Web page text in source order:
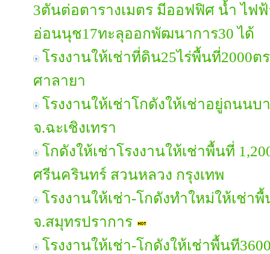
3ตันต่อตารางเมตร มีออฟฟิศ น้ำ ไฟ
อ่อนนุช17ทะลุออกพัฒนาการ30 ได้
โรงงานให้เช่าที่ดิน25ไร่พื้นที่
ศาลายา
โรงงานให้เช่าโกดังให้เช่าอยู่ถนนบ
จ.ฉะเชิงเทรา
โกดังให้เช่าโรงงานให้เช่าพื้นที่
ศรีนครินทร์ สวนหลวง กรุงเทพ
โรงงานให้เช่า-โกดังทำใหม่ให้เช่า
จ.สมุทรปราการ
โรงงานให้เช่า-โกดังให้เช่าพื้นที